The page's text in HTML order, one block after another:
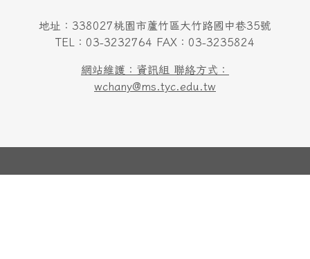
地址：338027桃園市蘆竹區大竹路國中巷35號
TEL：03-3232764 FAX：03-3235824
網站維護：資訊組 聯絡方式：
wchany@ms.tyc.edu.tw